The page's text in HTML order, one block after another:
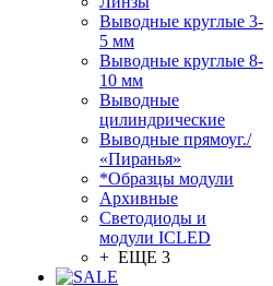
Выводные круглые 3-
5 мм
Выводные круглые 8-
10 мм
Выводные
цилиндрические
Выводные прямоуг./
«Пиранья»
*Образцы модули
Архивные
Светодиоды и
модули ICLED
+ ЕЩЕ 3